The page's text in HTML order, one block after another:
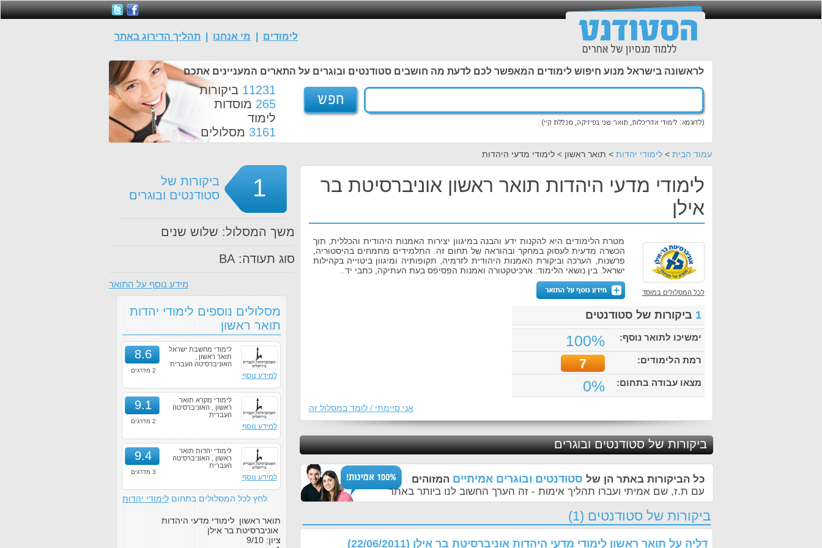
לימודים מי אנחנו תהליך הדירוג באתר
לראשונה בישראל מנוע חיפוש לימודים המאפשר לכם לדעת מה חושבים סטודנטים ובוגרים על התארים המעניינים אתכם
11231 ביקורות
265 מוסדות
לימוד
3161 מסלולים
עמוד הבית >לימודי יהדות > תואר ראשון > לימודי מדעי היהדות
לימודי מדעי היהדות תואר ראשון אוניברסיטת בר
אילן
לכל המסלולים במוסד
מטרת הלימודים היא להקנות ידע והבנה במיגוון יצירות האמנות היהודית והכללית, תוך
הכשרה מדעית לעסוק במחקר ובהוראה של תחום זה. התלמידים מתמחים בהיסטוריה,
פרשנות, הערכה וביקורת האמנות היהודית לזרמיה, תקופותיה ומיגוון ביטוייה בקהילות
ישראל. בין נושאי הלימוד: ארכיטקטורה ואמנות הפסיפס בעת העתיקה, כתבי יד..
1 ביקורות של סטודנטים
ימשיכו לתואר נוסף: 100%
רמת הלימודים: 7
מצאו עבודה בתחום: 0%
אני סיימתי / לומד במסלול זה
ביקורות של סטודנטים ובוגרים
כל הביקורות באתר הן של סטודנטים ובוגרים אמיתיים המזוהים
עם ת.ז, שם אמיתי ועברו תהליך אימות - זה הערך החשוב לנו ביותר באתר
ביקורות של סטודנטים (1)
דליה על תואר ראשון לימודי מדעי היהדות אוניברסיטת בר אילן (
22/06/2011
)
1
ביקורות של
סטודנטים ובוגרים
משך המסלול: שלוש שנים
סוג תעודה: BA
מידע נוסף על התואר
מסלולים נוספים לימודי יהדות
תואר ראשון
למידע נוסף
8.6
2 מדרגים
לימודי מחשבת ישראל
תואר ראשון ,
האוניברסיטה העברית
למידע נוסף
9.1
2 מדרגים
לימודי מקרא תואר
ראשון , האוניברסיטה
העברית
למידע נוסף
9.4
3 מדרגים
לימודי יהדות תואר
ראשון , האוניברסיטה
העברית
לחץ לכל המסלולים בתחום לימודי יהדות
תואר ראשון לימודי מדעי היהדות
אוניברסיטת בר אילן
ציון:
9/10